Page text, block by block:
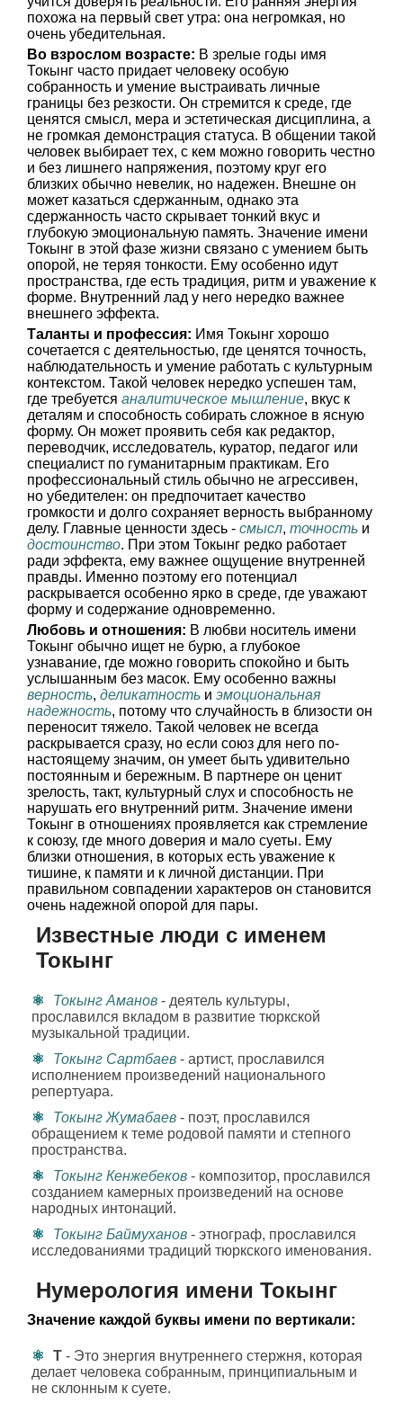
похожа на первый свет утра: она негромкая, но
очень убедительная.
Во взрослом возрасте: В зрелые годы имя
Токынг часто придает человеку особую
собранность и умение выстраивать личные
границы без резкости. Он стремится к среде, где
ценятся смысл, мера и эстетическая дисциплина, а
не громкая демонстрация статуса. В общении такой
человек выбирает тех, с кем можно говорить честно
и без лишнего напряжения, поэтому круг его
близких обычно невелик, но надежен. Внешне он
может казаться сдержанным, однако эта
сдержанность часто скрывает тонкий вкус и
глубокую эмоциональную память. Значение имени
Токынг в этой фазе жизни связано с умением быть
опорой, не теряя тонкости. Ему особенно идут
пространства, где есть традиция, ритм и уважение к
форме. Внутренний лад у него нередко важнее
внешнего эффекта.
Таланты и профессия: Имя Токынг хорошо
сочетается с деятельностью, где ценятся точность,
наблюдательность и умение работать с культурным
контекстом. Такой человек нередко успешен там,
где требуется аналитическое мышление, вкус к
деталям и способность собирать сложное в ясную
форму. Он может проявить себя как редактор,
переводчик, исследователь, куратор, педагог или
специалист по гуманитарным практикам. Его
профессиональный стиль обычно не агрессивен,
но убедителен: он предпочитает качество
громкости и долго сохраняет верность выбранному
делу. Главные ценности здесь - смысл, точность и
достоинство. При этом Токынг редко работает
ради эффекта, ему важнее ощущение внутренней
правды. Именно поэтому его потенциал
раскрывается особенно ярко в среде, где уважают
форму и содержание одновременно.
Любовь и отношения: В любви носитель имени
Токынг обычно ищет не бурю, а глубокое
узнавание, где можно говорить спокойно и быть
услышанным без масок. Ему особенно важны
верность, деликатность и эмоциональная
надежность, потому что случайность в близости он
переносит тяжело. Такой человек не всегда
раскрывается сразу, но если союз для него по-
настоящему значим, он умеет быть удивительно
постоянным и бережным. В партнере он ценит
зрелость, такт, культурный слух и способность не
нарушать его внутренний ритм. Значение имени
Токынг в отношениях проявляется как стремление
к союзу, где много доверия и мало суеты. Ему
близки отношения, в которых есть уважение к
тишине, к памяти и к личной дистанции. При
правильном совпадении характеров он становится
очень надежной опорой для пары.
Известные люди с именем
Токынг
Токынг Аманов - деятель культуры,
прославился вкладом в развитие тюркской
музыкальной традиции.
Токынг Сартбаев - артист, прославился
исполнением произведений национального
репертуара.
Токынг Жумабаев - поэт, прославился
обращением к теме родовой памяти и степного
пространства.
Токынг Кенжебеков - композитор, прославился
созданием камерных произведений на основе
народных интонаций.
Токынг Баймуханов - этнограф, прославился
исследованиями традиций тюркского именования.
Нумерология имени Токынг
Значение каждой буквы имени по вертикали:
Т - Это энергия внутреннего стержня, которая
делает человека собранным, принципиальным и
не склонным к суете.